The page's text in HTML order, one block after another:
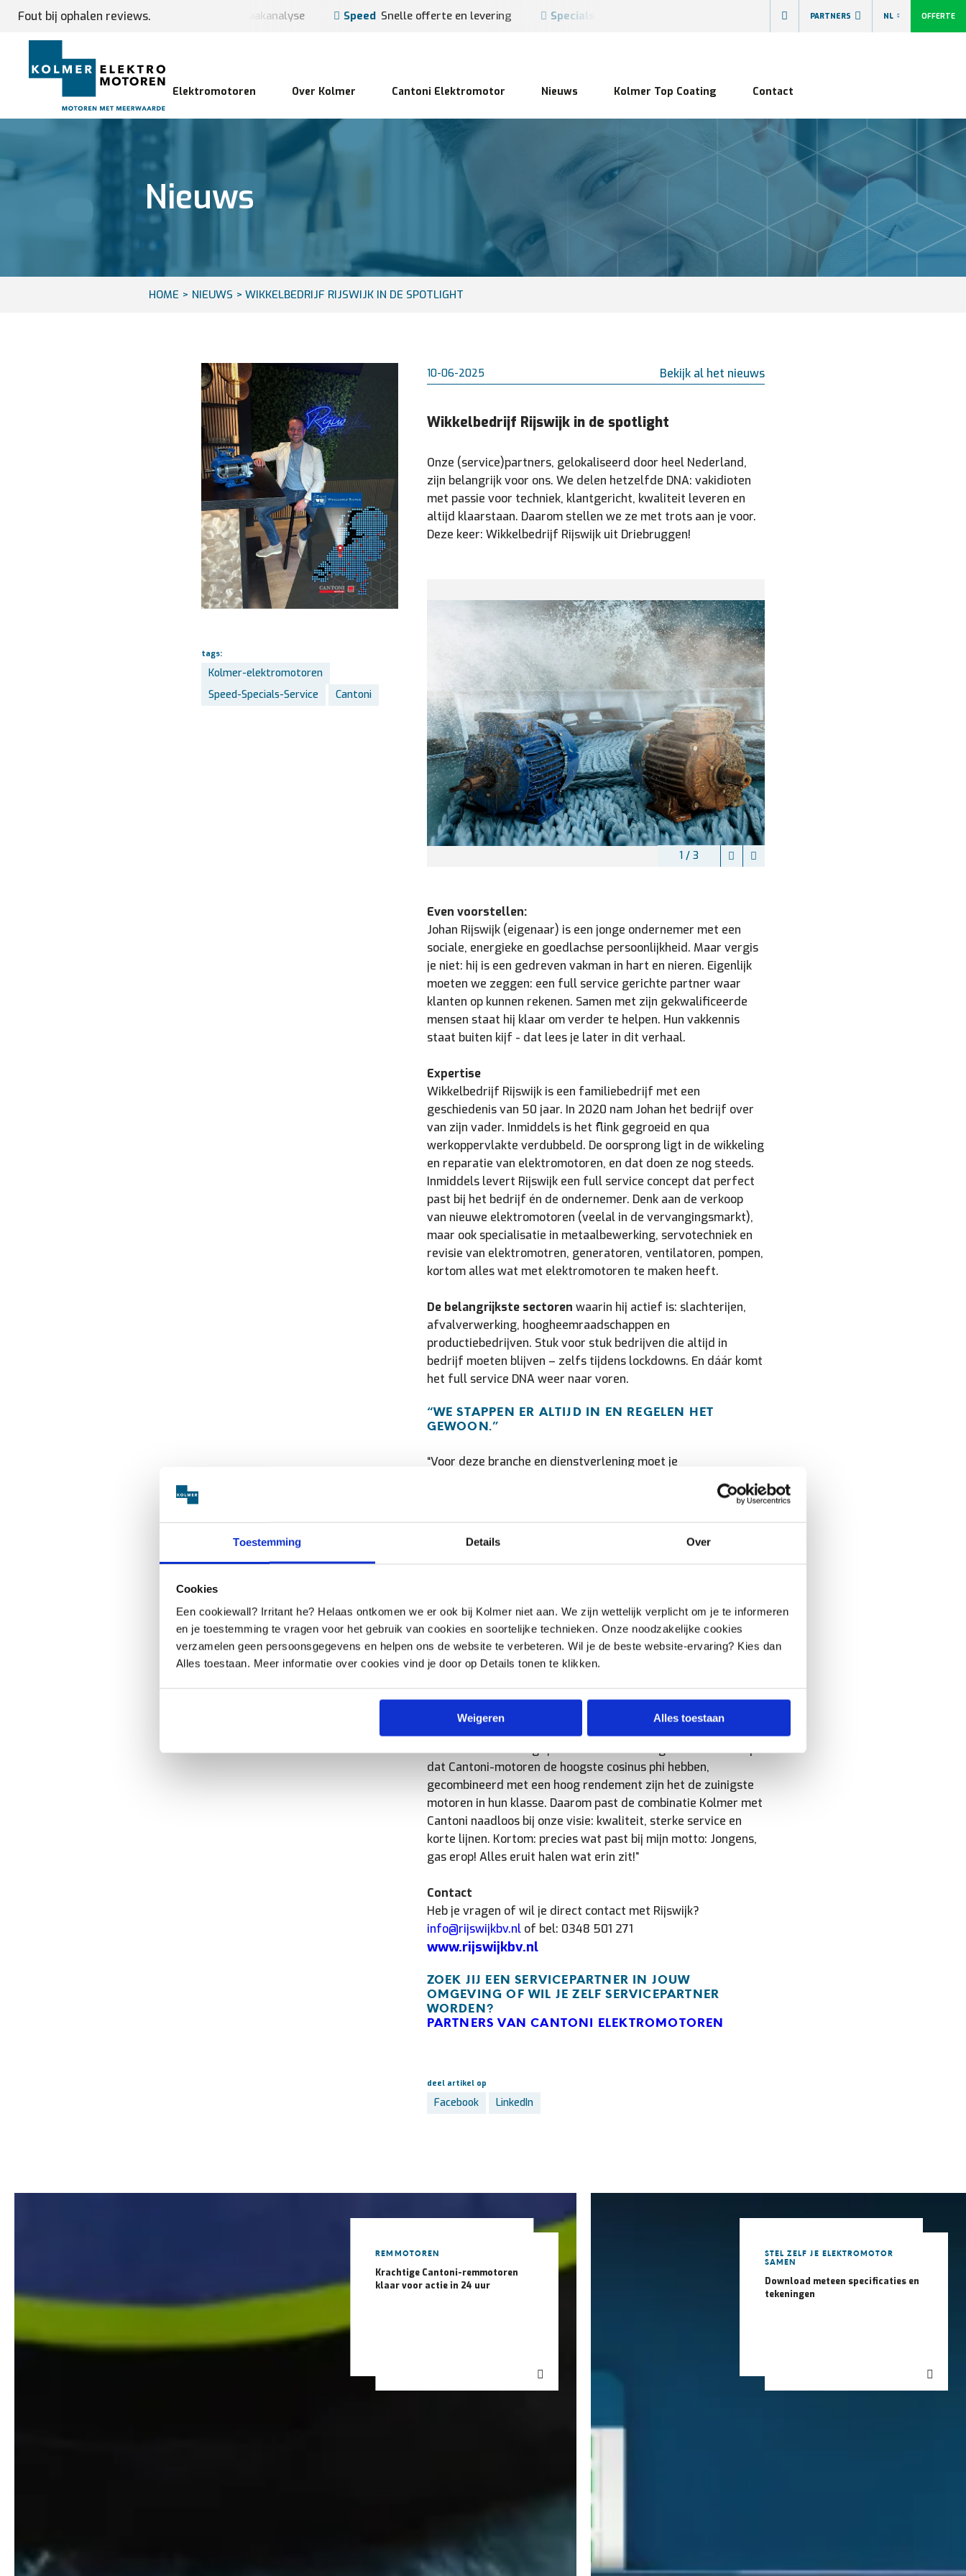
Toestemming Details Over
Cookies
Een cookiewall? Irritant he? Helaas ontkomen we er ook bij Kolmer niet aan. We zijn wettelijk verplicht om je te informeren
en je toestemming te vragen voor het gebruik van cookies en soortelijke technieken. Onze noodzakelijke cookies
verzamelen geen persoonsgegevens en helpen ons de website te verbeteren. Wil je de beste website-ervaring? Kies dan
Alles toestaan. Meer informatie over cookies vind je door op Details tonen te klikken.
Weigeren Alles toestaan
Fout bij ophalen reviews.
Service 24/7-vervanging en oorzaakanalyse Speed Snelle offerte en levering Specials Stock 20.000 motoren op
PARTNERS NL OFFERTE
Elektromotoren Over Kolmer Cantoni Elektromotor Nieuws Kolmer Top Coating Contact
Nieuws
HOME > NIEUWS > WIKKELBEDRIJF RIJSWIJK IN DE SPOTLIGHT
tags:
Kolmer-elektromotoren
Speed-Specials-Service
Cantoni
10-06-2025 Bekijk al het nieuws
Wikkelbedrijf Rijswijk in de spotlight
Onze (service)partners, gelokaliseerd door heel Nederland,
zijn belangrijk voor ons. We delen hetzelfde DNA: vakidioten
met passie voor techniek, klantgericht, kwaliteit leveren en
altijd klaarstaan. Daarom stellen we ze met trots aan je voor.
Deze keer: Wikkelbedrijf Rijswijk uit Driebruggen!
2 / 3
Even voorstellen:
Johan Rijswijk (eigenaar) is een jonge ondernemer met een
sociale, energieke en goedlachse persoonlijkheid. Maar vergis
je niet: hij is een gedreven vakman in hart en nieren. Eigenlijk
moeten we zeggen: een full service gerichte partner waar
klanten op kunnen rekenen. Samen met zijn gekwalificeerde
mensen staat hij klaar om verder te helpen. Hun vakkennis
staat buiten kijf - dat lees je later in dit verhaal.
Expertise
Wikkelbedrijf Rijswijk is een familiebedrijf met een
geschiedenis van 50 jaar. In 2020 nam Johan het bedrijf over
van zijn vader. Inmiddels is het flink gegroeid en qua
werkoppervlakte verdubbeld. De oorsprong ligt in de wikkeling
en reparatie van elektromotoren, en dat doen ze nog steeds.
Inmiddels levert Rijswijk een full service concept dat perfect
past bij het bedrijf én de ondernemer. Denk aan de verkoop
van nieuwe elektromotoren (veelal in de vervangingsmarkt),
maar ook specialisatie in metaalbewerking, servotechniek en
revisie van elektromotren, generatoren, ventilatoren, pompen,
kortom alles wat met elektromotoren te maken heeft.
De belangrijkste sectoren waarin hij actief is: slachterijen,
afvalverwerking, hoogheemraadschappen en
productiebedrijven. Stuk voor stuk bedrijven die altijd in
bedrijf moeten blijven – zelfs tijdens lockdowns. En dáár komt
het full service DNA weer naar voren.
“WE STAPPEN ER ALTIJD IN EN REGELEN HET
GEWOON.”
“Voor deze branche en dienstverlening moet je
leveranciers die hetzelfde DNA hebben. Kolmer past daar
“Maar ook de producten die ze leveren, met name de
Cantoni
elektromotoren, zijn van hoge kwaliteit. We werken er al
jarenlang mee, en dat is niet voor niets. Die motoren hebben
een uitstekende opbouw en samenstelling – denk aan
Bovendien blijft het merk doorontwikkelen. Energiezuinigheid
dat Cantoni-motoren de hoogste cosinus phi hebben,
gecombineerd met een hoog rendement zijn het de zuinigste
motoren in hun klasse. Daarom past de combinatie Kolmer met
Cantoni naadloos bij onze visie: kwaliteit, sterke service en
korte lijnen. Kortom: precies wat past bij mijn motto: Jongens,
gas erop! Alles eruit halen wat erin zit!”
Contact
Heb je vragen of wil je direct contact met Rijswijk?
info@rijswijkbv.nlof bel: 0348 501 271
www.rijswijkbv.nl
ZOEK JIJ EEN SERVICEPARTNER IN JOUW
OMGEVING OF WIL JE ZELF SERVICEPARTNER
WORDEN?
PARTNERS VAN CANTONI ELEKTROMOTOREN
deel artikel op
Facebook LinkedIn
REMMOTOREN
Krachtige Cantoni-remmotoren
klaar voor actie in 24 uur
STEL ZELF JE ELEKTROMOTOR
SAMEN
Download meteen specificaties en
tekeningen